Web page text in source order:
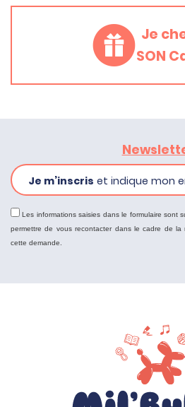
Je
SON
Je m’inscris et indique mon
Les informations saisies dans le formulaire sont
permettre de vous recontacter dans le cadre de la
cette demande.